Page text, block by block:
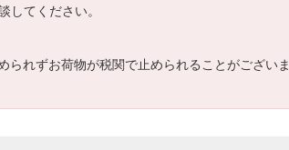
てください。
れずお荷物が税関で止められることがござい